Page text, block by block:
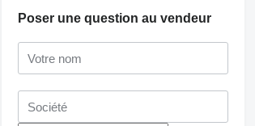
Poser une question au vendeur